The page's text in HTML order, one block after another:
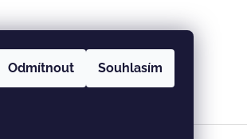
Odmítnout Souhlasím